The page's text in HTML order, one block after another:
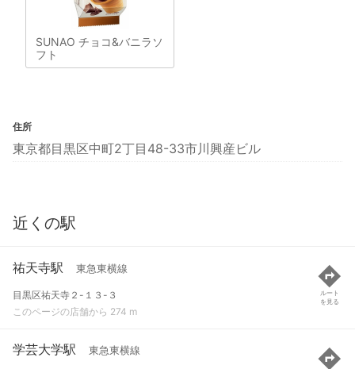
SUNAO チョコ&バニラソ
フト
住所
東京都目黒区中町2丁目48-33市川興産ビル
近くの駅
祐天寺駅 東急東横線
目黒区祐天寺２-１３-３
このページの店舗から 274 m
ルート
を見る
学芸大学駅 東急東横線